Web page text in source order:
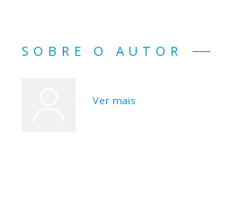
SOBRE O AUTOR
Ver mais